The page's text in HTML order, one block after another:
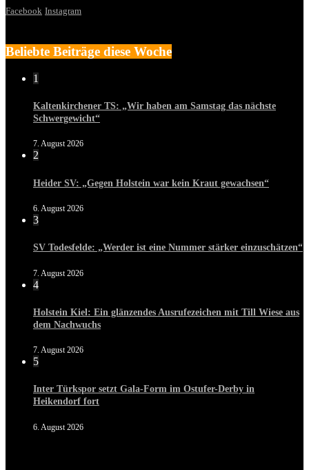
Facebook Instagram
Beliebte Beiträge diese Woche
1
Kaltenkirchener TS: „Wir haben am Samstag das nächste
Schwergewicht“
7. August 2026
2
Heider SV: „Gegen Holstein war kein Kraut gewachsen“
6. August 2026
3
SV Todesfelde: „Werder ist eine Nummer stärker einzuschätzen“
7. August 2026
4
Holstein Kiel: Ein glänzendes Ausrufezeichen mit Till Wiese aus
dem Nachwuchs
7. August 2026
5
Inter Türkspor setzt Gala-Form im Ostufer-Derby in
Heikendorf fort
6. August 2026